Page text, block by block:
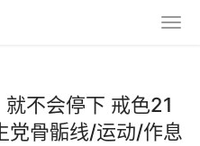
不会停下 戒色21
党骨骺线/运动/作息